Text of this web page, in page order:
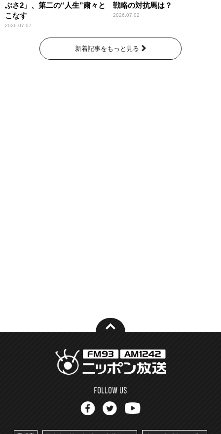
ぶさ2」、第二の“人生”粛々と
こなす
2026.07.07
戦略の対抗馬は？
2026.07.02
新着記事をもっと見る